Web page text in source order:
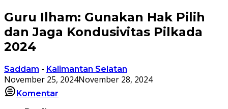
Guru Ilham: Gunakan Hak Pilih
dan Jaga Kondusivitas Pilkada
2024
Saddam - Kalimantan Selatan
November 25, 2024November 28, 2024
Komentar